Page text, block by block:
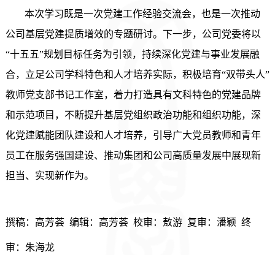
本次学习既是一次党建工作经验交流会，也是一次推动
公司基层党建提质增效的专题研讨。 下一步，公司党委将以
“十五五”规划目标任务为引领，持续深化党建与事业发展融
合，立足公司学科特色和人才培养实际，积极培育“双带头人”
教师党支部书记工作室，着力打造具有文科特色的党建品牌
和示范项目，不断提升基层党组织政治功能和组织功能， 深
化党建赋能团队建设和人才培养，引导广大党员教师和青年
员工在服务强国建设、推动集团和公司高质量发展中展现新
担当、实现新作为。
撰稿：高芳荟 编辑：高芳荟 校审：敖游 复审：潘颖 终
审：朱海龙